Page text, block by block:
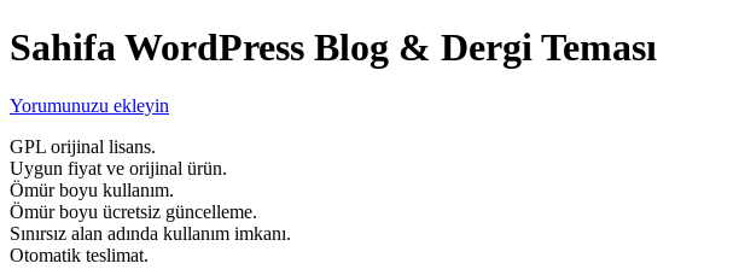
Sahifa WordPress Blog & Dergi Teması
Yorumunuzu ekleyin
GPL orijinal lisans.
Uygun fiyat ve orijinal ürün.
Ömür boyu kullanım.
Ömür boyu ücretsiz güncelleme.
Sınırsız alan adında kullanım imkanı.
Otomatik teslimat.